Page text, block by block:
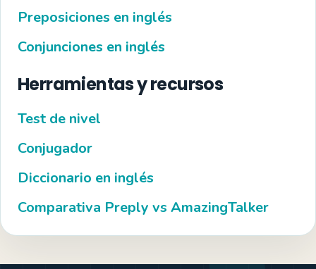
Preposiciones en inglés
Conjunciones en inglés
Herramientas y recursos
Test de nivel
Conjugador
Diccionario en inglés
Comparativa Preply vs AmazingTalker